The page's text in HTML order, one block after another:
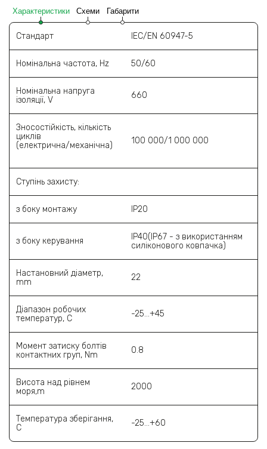
Характеристики Схеми Габарити
Стандарт IEC/EN 60947-5
Номінальна частота, Hz 50/60
Номінальна напруга
ізоляції, V
660
Зносостійкість, кількість
циклів
(електрична/механічна)
100 000/1 000 000
Ступінь захисту:
з боку монтажу IP20
з боку керування
IP40(IP67 - з використанням
силіконового ковпачка)
Настановний діаметр,
mm
22
Діапазон робочих
температур, С
-25...+45
Момент затиску болтів
контактних груп, Nm
0.8
Висота над рівнем
моря,m
2000
Температура зберігання,
С
-25...+60